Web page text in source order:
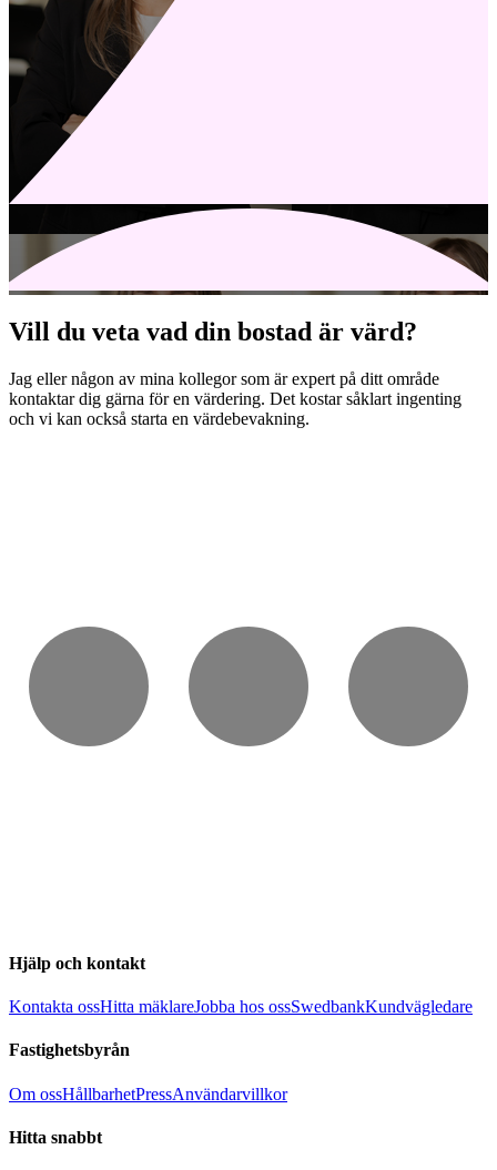
Vill du veta vad din bostad är värd?
Jag eller någon av mina kollegor som är expert på ditt område
kontaktar dig gärna för en värdering. Det kostar såklart ingenting
och vi kan också starta en värdebevakning.
Hjälp och kontakt
Kontakta ossHitta mäklareJobba hos ossSwedbankKundvägledare
Fastighetsbyrån
Om ossHållbarhetPressAnvändarvillkor
Hitta snabbt